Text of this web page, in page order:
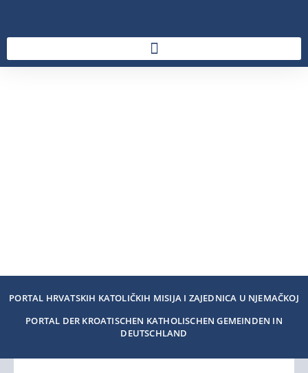
PORTAL HRVATSKIH KATOLIČKIH MISIJA I ZAJEDNICA U NJEMAČKOJ
PORTAL DER KROATISCHEN KATHOLISCHEN GEMEINDEN IN
DEUTSCHLAND